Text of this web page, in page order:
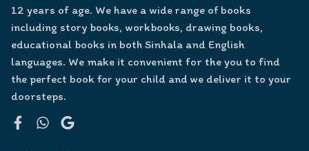
12 years of age. We have a wide range of books
including story books, workbooks, drawing books,
educational books in both Sinhala and English
languages. We make it convenient for the you to find
the perfect book for your child and we deliver it to your
doorsteps.